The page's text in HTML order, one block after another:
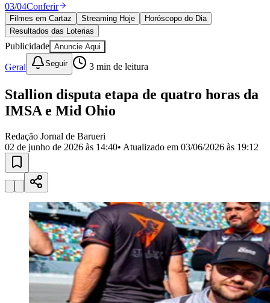
Política
Eleições
Esportes
Saúde
Segurança
Cultura
Meio Ambiente
Obras
Educação
Selecione sua regiãoPara notícias da sua região
AldeiaAldeia da Serra
Belval
RegiãoCotiaCruz PretaEngenho NovoFazenda
MilitarItapeviJandiraJardim AudirJardim BelvalJardim
CalifórniaJardim dos Altos Jardim dos CamargosJardim
EsperançaJardim GrazielaJardim Iracema Jardim ItaquitiJardim
Jardim LíbanoJardim Maria CristinaJardim Maria HelenaJardim
MutingaJardim Paraíso Jardim PaulistaJardim ReginaliceJardim São
Jardim São PedroJardim São SilvestreJardim SilveiraJardim
Jardim Tupanci MutingaNova Aldeinha OsascoParque dos
Parque ImperialParque Santa LuziaParque VianaPirapora
03/04Conferir
Filmes em Cartaz Streaming Hoje
Horóscopo do Dia
Resultados das Loterias
Publicidade Anuncie Aqui
Geral Seguir 3 min de leitura
Stallion disputa etapa de quatro horas da
IMSA e Mid Ohio
Redação Jornal de Barueri
02 de junho de 2026 às 14:40• Atualizado em 03/06/2026 às 19:12